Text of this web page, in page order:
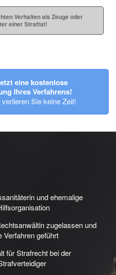
Verhalten als Zeuge oder
einer Straftat!
eine kostenlose
Ihres Verfahrens!
Sie keine Zeit!
und ehemalige
zugelassen und
Verfahren geführt
für Strafrecht bei der